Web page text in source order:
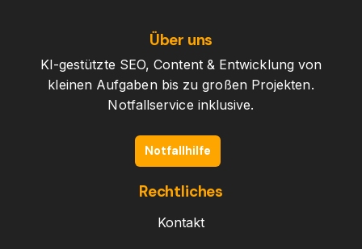
Über uns
KI-gestützte SEO, Content & Entwicklung von
kleinen Aufgaben bis zu großen Projekten.
Notfallservice inklusive.
Notfallhilfe
Rechtliches
Kontakt